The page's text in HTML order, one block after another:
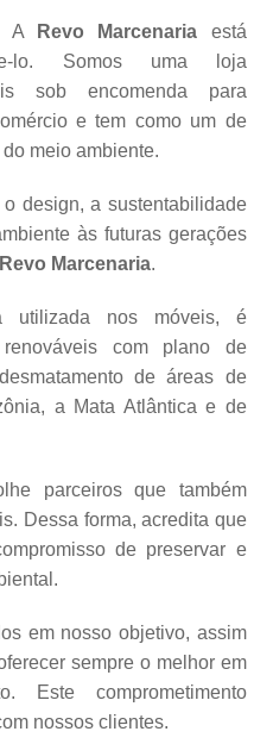
A Revo Marcenaria está
lo. Somos uma loja
sob encomenda para
e tem como um de
meio ambiente.
design, a sustentabilidade
às futuras gerações
Revo Marcenaria.
utilizada nos móveis, é
com plano de
de áreas de
a Mata Atlântica e de
parceiros que também
Dessa forma, acredita que
de preservar e
em nosso objetivo, assim
sempre o melhor em
Este comprometimento
nossos clientes.